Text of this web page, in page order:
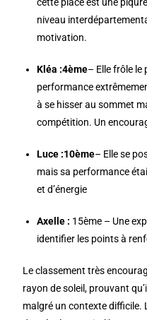
niveau
motivation.
Kléa :4ème– Elle frôle
performance
à se hisser au sommet
compétition. Un
Luce :10ème– Elle se
mais sa performance
et d’énergie
Axelle : 15ème – Une
identifier les points à
Le classement très
rayon de soleil, prouvant
malgré un contexte difficile.